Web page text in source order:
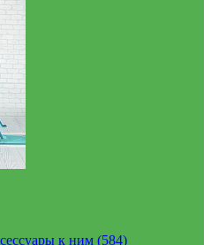
к ним (584)